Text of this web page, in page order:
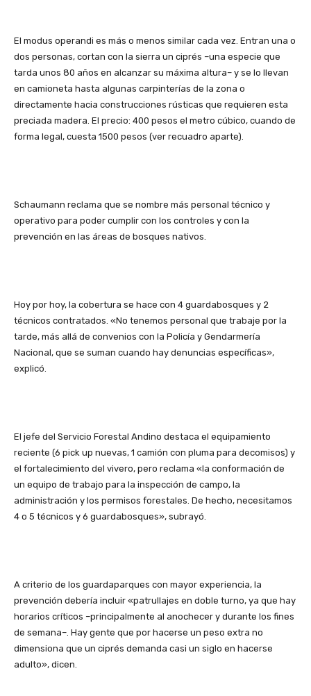
El modus operandi es más o menos similar cada vez. Entran una o
dos personas, cortan con la sierra un ciprés –una especie que
tarda unos 80 años en alcanzar su máxima altura– y se lo llevan
en camioneta hasta algunas carpinterías de la zona o
directamente hacia construcciones rústicas que requieren esta
preciada madera. El precio: 400 pesos el metro cúbico, cuando de
forma legal, cuesta 1500 pesos (ver recuadro aparte).
Schaumann reclama que se nombre más personal técnico y
operativo para poder cumplir con los controles y con la
prevención en las áreas de bosques nativos.
Hoy por hoy, la cobertura se hace con 4 guardabosques y 2
técnicos contratados. «No tenemos personal que trabaje por la
tarde, más allá de convenios con la Policía y Gendarmería
Nacional, que se suman cuando hay denuncias específicas»,
explicó.
El jefe del Servicio Forestal Andino destaca el equipamiento
reciente (6 pick up nuevas, 1 camión con pluma para decomisos) y
el fortalecimiento del vivero, pero reclama «la conformación de
un equipo de trabajo para la inspección de campo, la
administración y los permisos forestales. De hecho, necesitamos
4 o 5 técnicos y 6 guardabosques», subrayó.
A criterio de los guardaparques con mayor experiencia, la
prevención debería incluir «patrullajes en doble turno, ya que hay
horarios críticos –principalmente al anochecer y durante los fines
de semana–. Hay gente que por hacerse un peso extra no
dimensiona que un ciprés demanda casi un siglo en hacerse
adulto», dicen.